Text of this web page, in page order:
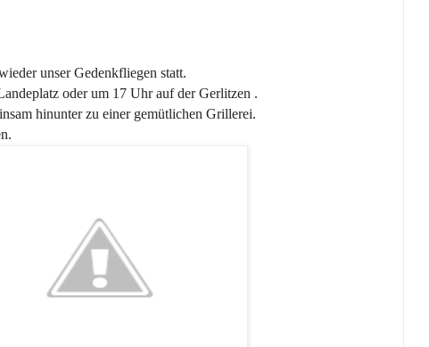
unser Gedenkfliegen statt.
oder um 17 Uhr auf der Gerlitzen .
hinunter zu einer gemütlichen Grillerei.